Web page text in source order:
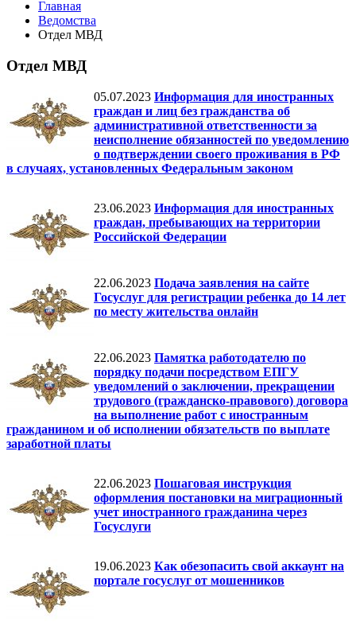
Главная
Ведомства
Отдел МВД
Отдел МВД
05.07.2023 Информация для иностранных
граждан и лиц без гражданства об
административной ответственности за
неисполнение обязанностей по уведомлению
о подтверждении своего проживания в РФ
в случаях, установленных Федеральным законом
23.06.2023 Информация для иностранных
граждан, пребывающих на территории
Российской Федерации
22.06.2023 Подача заявления на сайте
Госуслуг для регистрации ребенка до 14 лет
по месту жительства онлайн
22.06.2023 Памятка работодателю по
порядку подачи посредством ЕПГУ
уведомлений о заключении, прекращении
трудового (гражданско-правового) договора
на выполнение работ с иностранным
гражданином и об исполнении обязательств по выплате
заработной платы
22.06.2023 Пошаговая инструкция
оформления постановки на миграционный
учет иностранного гражданина через
Госуслуги
19.06.2023 Как обезопасить свой аккаунт на
портале госуслуг от мошенников